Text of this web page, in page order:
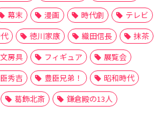
幕末 漫画 時代劇
テレビ
徳川家康 織田信長
抹茶
文房具 フィギュア
展覧会
秀吉 豊臣兄弟！
昭和時代
葛飾北斎 鎌倉殿の13人